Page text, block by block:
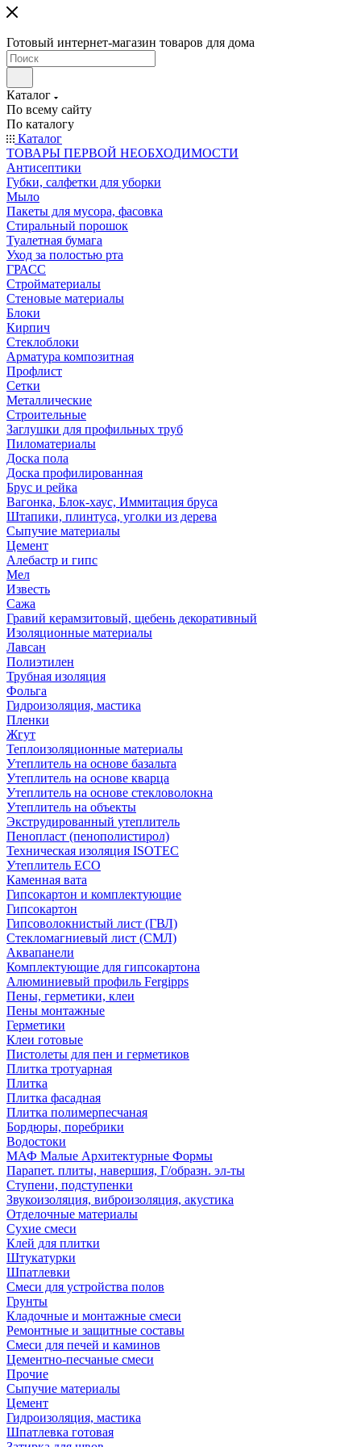
Готовый интернет-магазин товаров для дома
Каталог
По всему сайту
По каталогу
Каталог
ТОВАРЫ ПЕРВОЙ НЕОБХОДИМОСТИ
Антисептики
Губки, салфетки для уборки
Мыло
Пакеты для мусора, фасовка
Стиральный порошок
Туалетная бумага
Уход за полостью рта
ГРАСС
Стройматериалы
Стеновые материалы
Блоки
Кирпич
Стеклоблоки
Арматура композитная
Профлист
Сетки
Металлические
Строительные
Заглушки для профильных труб
Пиломатериалы
Доска пола
Доска профилированная
Брус и рейка
Вагонка, Блок-хаус, Иммитация бруса
Штапики, плинтуса, уголки из дерева
Сыпучие материалы
Цемент
Алебастр и гипс
Мел
Известь
Сажа
Гравий керамзитовый, щебень декоративный
Изоляционные материалы
Лавсан
Полиэтилен
Трубная изоляция
Фольга
Гидроизоляция, мастика
Пленки
Жгут
Теплоизоляционные материалы
Утеплитель на основе базальта
Утеплитель на основе кварца
Утеплитель на основе стекловолокна
Утеплитель на объекты
Экструдированный утеплитель
Пенопласт (пенополистирол)
Техническая изоляция ISOTEC
Утеплитель ECO
Каменная вата
Гипсокартон и комплектующие
Гипсокартон
Гипсоволокнистый лист (ГВЛ)
Стекломагниевый лист (СМЛ)
Аквапанели
Комплектующие для гипсокартона
Алюминиевый профиль Fergipps
Пены, герметики, клеи
Пены монтажные
Герметики
Клеи готовые
Пистолеты для пен и герметиков
Плитка тротуарная
Плитка
Плитка фасадная
Плитка полимерпесчаная
Бордюры, поребрики
Водостоки
МАФ Малые Архитектурные Формы
Парапет. плиты, навершия, Г/образн. эл-ты
Ступени, подступенки
Звукоизоляция, виброизоляция, акустика
Отделочные материалы
Сухие смеси
Клей для плитки
Штукатурки
Шпатлевки
Смеси для устройства полов
Грунты
Кладочные и монтажные смеси
Ремонтные и защитные составы
Смеси для печей и каминов
Цементно-песчаные смеси
Прочие
Сыпучие материалы
Цемент
Гидроизоляция, мастика
Шпатлевка готовая